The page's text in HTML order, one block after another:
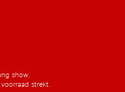
show.
strekt.